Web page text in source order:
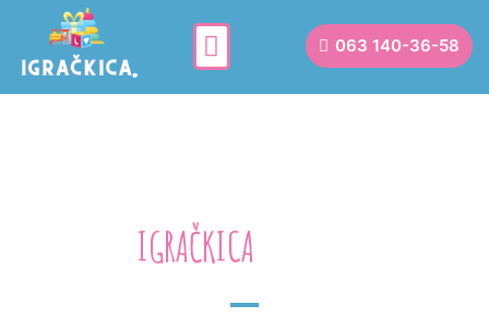
063 140-36-58
IGRAČKICA